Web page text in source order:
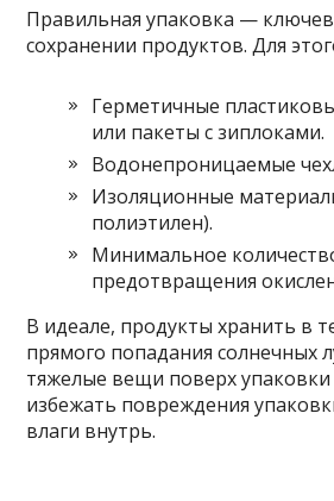
Правильная упаковка —
сохранении продуктов. Для
Герметичные
или пакеты с зиплоками.
Водонепроницаемые
Изоляционные
полиэтилен).
Минимальное
предотвращения
В идеале, продукты хранить в
прямого попадания солнечных
тяжелые вещи поверх
избежать повреждения
влаги внутрь.